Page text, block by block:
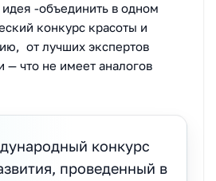
идея -объединить в одном
конкурс красоты и
от лучших экспертов
— что не имеет аналогов
конкурс
проведенный в